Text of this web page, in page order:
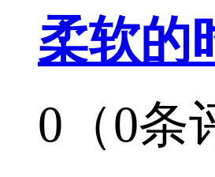
柔软的
0（0条